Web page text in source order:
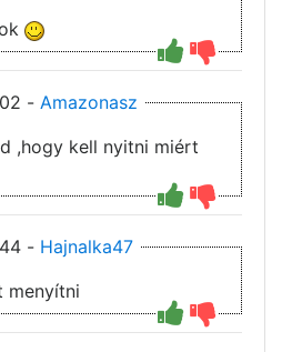
- Amazonasz
,hogy kell nyitni miért
- Hajnalka47
menyítni